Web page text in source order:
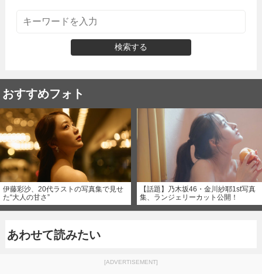
検索する
おすすめフォト
伊藤彩沙、20代ラストの写真集で見せ
た“大人の甘さ”
【話題】乃木坂46・金川紗耶1st写真
集、ランジェリーカット公開！
あわせて読みたい
[ADVERTISEMENT]